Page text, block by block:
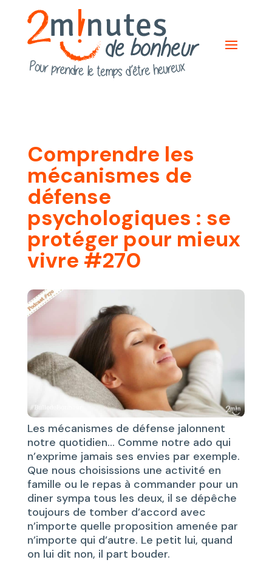
Comprendre les
mécanismes de
défense
psychologiques : se
protéger pour mieux
vivre #270
Les mécanismes de défense jalonnent
notre quotidien… Comme notre ado qui
n’exprime jamais ses envies par exemple.
Que nous choisissions une activité en
famille ou le repas à commander pour un
diner sympa tous les deux, il se dépêche
toujours de tomber d’accord avec
n’importe quelle proposition amenée par
n’importe qui d’autre. Le petit lui, quand
on lui dit non, il part bouder.